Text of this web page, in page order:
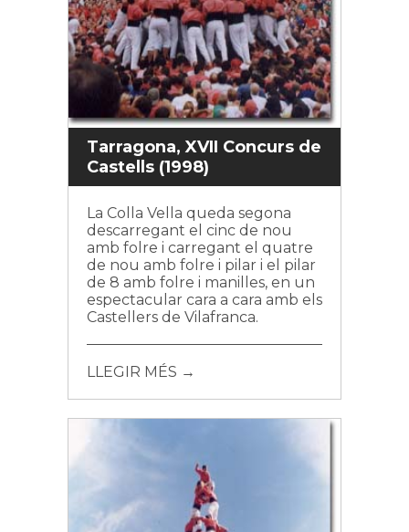
Tarragona, XVII Concurs de
Castells (1998)
La Colla Vella queda segona
descarregant el cinc de nou
amb folre i carregant el quatre
de nou amb folre i pilar i el pilar
de 8 amb folre i manilles, en un
espectacular cara a cara amb els
Castellers de Vilafranca.
LLEGIR MÉS →